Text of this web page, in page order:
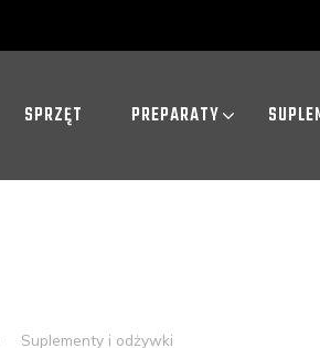
SPRZĘT PREPARATY
Suplementy i odżywki